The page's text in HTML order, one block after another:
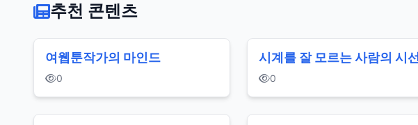
추천 콘텐츠
여웹툰작가의 마인드
0
시계를 잘 모르는 사람의 시선
0